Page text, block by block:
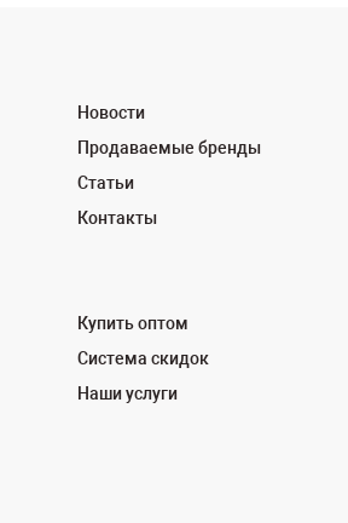
Новости
Продаваемые бренды
Статьи
Контакты
Купить оптом
Система скидок
Наши услуги